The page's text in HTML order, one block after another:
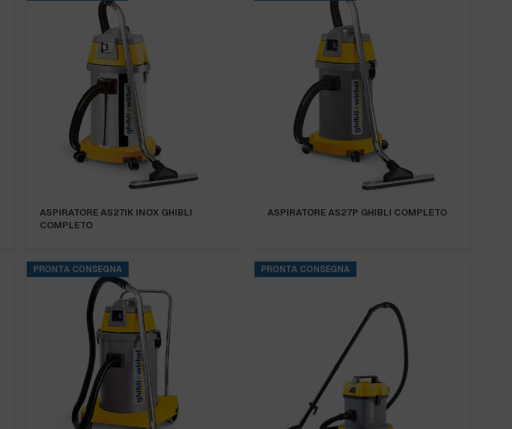
ASPIRATORE AS27IK INOX GHIBLI
COMPLETO
ASPIRATORE AS27P GHIBLI COMPLETO
PRONTA CONSEGNA PRONTA CONSEGNA